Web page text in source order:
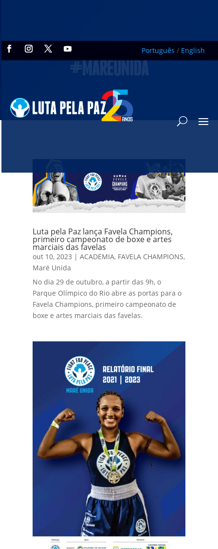
Português / English
Luta pela Paz lança Favela Champions,
primeiro campeonato de boxe e artes
marciais das favelas
out 10, 2023 |ACADEMIA, FAVELA CHAMPIONS,
Maré Unida
No dia 29 de outubro, a partir das 9h, o
Parque Olímpico do Rio abre as portas para o
Favela Champions, primeiro campeonato de
boxe e artes marciais das favelas.